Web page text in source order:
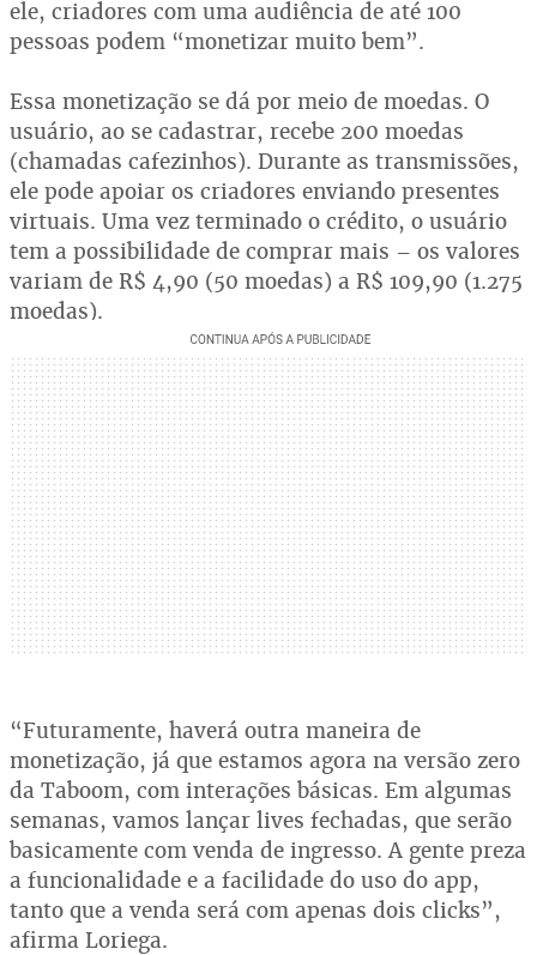
ele, criadores com uma audiência de até 100
pessoas podem “monetizar muito bem”.
Essa monetização se dá por meio de moedas. O
usuário, ao se cadastrar, recebe 200 moedas
(chamadas cafezinhos). Durante as transmissões,
ele pode apoiar os criadores enviando presentes
virtuais. Uma vez terminado o crédito, o usuário
tem a possibilidade de comprar mais – os valores
variam de R$ 4,90 (50 moedas) a R$ 109,90 (1.275
moedas).
“Futuramente, haverá outra maneira de
monetização, já que estamos agora na versão zero
da Taboom, com interações básicas. Em algumas
semanas, vamos lançar lives fechadas, que serão
basicamente com venda de ingresso. A gente preza
a funcionalidade e a facilidade do uso do app,
tanto que a venda será com apenas dois clicks”,
afirma Loriega.